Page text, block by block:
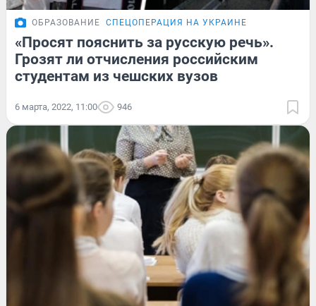
ОБРАЗОВАНИЕ СПЕЦОПЕРАЦИЯ НА УКРАИНЕ
«Просят пояснить за русскую речь».
Грозят ли отчисления российским
студентам из чешских вузов
6 марта, 2022, 11:00 946